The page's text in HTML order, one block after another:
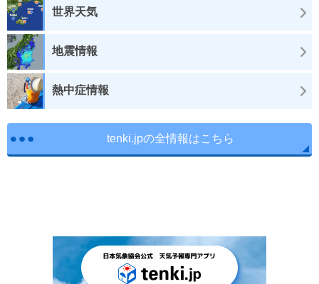
世界天気
地震情報
熱中症情報
tenki.jpの全情報はこちら